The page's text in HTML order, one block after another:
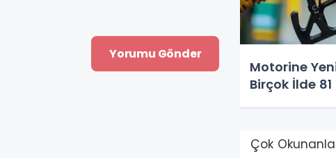
Motorine
Birçok İlde 81
Çok